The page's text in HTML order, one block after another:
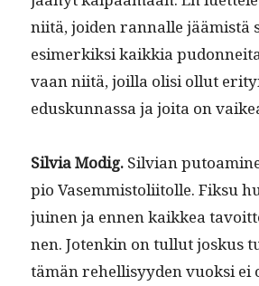
niitä, joiden ran­nalle jäämistä
esimerkik­si kaikkia
vaan niitä, joil­la olisi ollut
eduskun­nas­sa ja joi­ta on
Sil­via Modig. Sil­vian
pio Vasem­mis­toli­itolle. Fik­su
juinen ja ennen kaikkea
nen. Jotenkin on tul­lut joskus
tämän rehellisyy­den vuok­si ei